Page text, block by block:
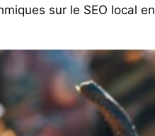
sur le SEO local en